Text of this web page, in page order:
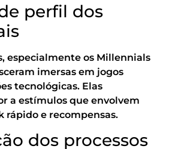
perfil dos
especialmente os Millennials
imersas em jogos
tecnológicas. Elas
a estímulos que envolvem
rápido e recompensas.
dos processos